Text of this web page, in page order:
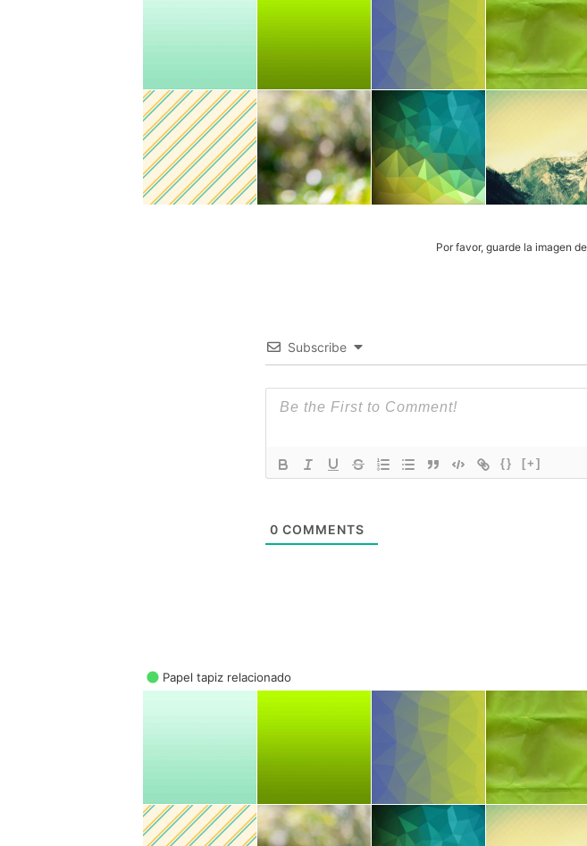
Por favor, guarde la imagen
Subscribe
{} [+]
0 COMMENTS
Papel tapiz relacionado